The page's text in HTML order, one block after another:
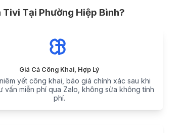
Tivi Tại Phường Hiệp Bình?
Giá Cả Công Khai, Hợp Lý
yết công khai, báo giá chính xác sau khi
vấn miễn phí qua Zalo, không sửa không tính
phí.